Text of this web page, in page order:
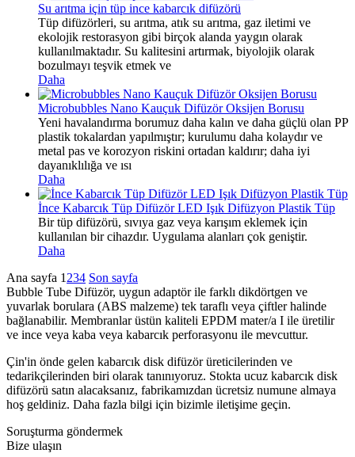
Su arıtma için tüp ince kabarcık difüzörü
Tüp difüzörleri, su arıtma, atık su arıtma, gaz iletimi ve
ekolojik restorasyon gibi birçok alanda yaygın olarak
kullanılmaktadır. Su kalitesini artırmak, biyolojik olarak
bozulmayı teşvik etmek ve
Daha
Microbubbles Nano Kauçuk Difüzör Oksijen Borusu
Yeni havalandırma borumuz daha kalın ve daha güçlü olan PP
plastik tokalardan yapılmıştır; kurulumu daha kolaydır ve
metal pas ve korozyon riskini ortadan kaldırır; daha iyi
dayanıklılığa ve ısı
Daha
İnce Kabarcık Tüp Difüzör LED Işık Difüzyon Plastik Tüp
Bir tüp difüzörü, sıvıya gaz veya karışım eklemek için
kullanılan bir cihazdır. Uygulama alanları çok geniştir.
Daha
Ana sayfa 1 234 Son sayfa
Bubble Tube Difüzör, uygun adaptör ile farklı dikdörtgen ve
yuvarlak borulara (ABS malzeme) tek taraflı veya çiftler halinde
bağlanabilir. Membranlar üstün kaliteli EPDM mater/a I ile üretilir
ve ince veya kaba veya kabarcık perforasyonu ile mevcuttur.
Çin'in önde gelen kabarcık disk difüzör üreticilerinden ve
tedarikçilerinden biri olarak tanınıyoruz. Stokta ucuz kabarcık disk
difüzörü satın alacaksanız, fabrikamızdan ücretsiz numune almaya
hoş geldiniz. Daha fazla bilgi için bizimle iletişime geçin.
Soruşturma göndermek
Bize ulaşın